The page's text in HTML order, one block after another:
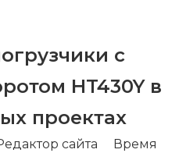
с
HT430Y в
проектах
сайта Время